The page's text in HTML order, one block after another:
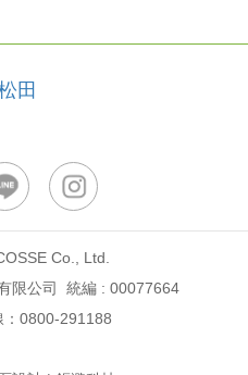
田
Co., Ltd.
限公司 統編 : 00077664
0800-291188